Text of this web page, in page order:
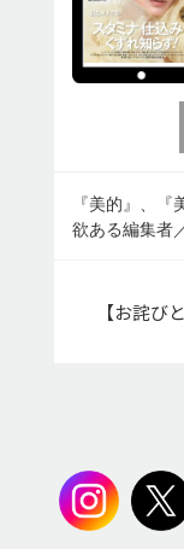
『美的』、
欲ある編集者
【お詫び